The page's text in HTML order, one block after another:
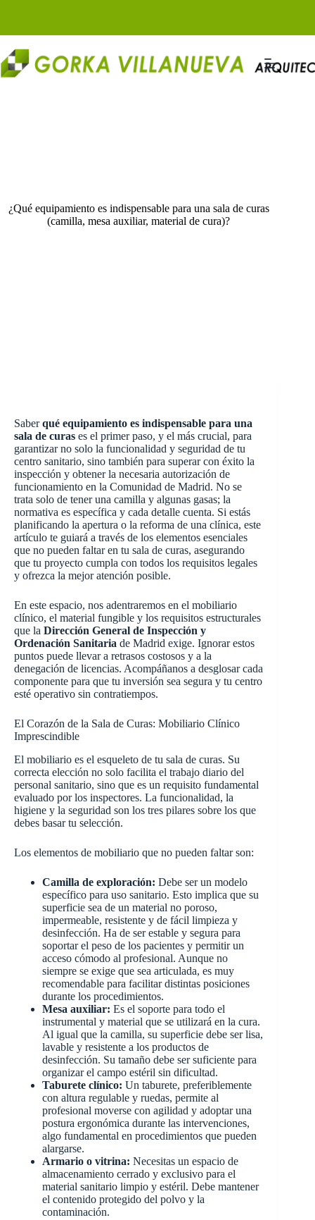
¿Qué equipamiento es indispensable para una sala de curas
(camilla, mesa auxiliar, material de cura)?
Saberqué equipamiento es indispensable para una
sala de curas es el primer paso, y el más crucial, para
garantizar no solo la funcionalidad y seguridad de tu
centro sanitario, sino también para superar con éxito la
inspección y obtener la necesaria autorización de
funcionamiento en la Comunidad de Madrid. No se
trata solo de tener una camilla y algunas gasas; la
normativa es específica y cada detalle cuenta. Si estás
planificando la apertura o la reforma de una clínica, este
artículo te guiará a través de los elementos esenciales
que no pueden faltar en tu sala de curas, asegurando
que tu proyecto cumpla con todos los requisitos legales
y ofrezca la mejor atención posible.
En este espacio, nos adentraremos en el mobiliario
clínico, el material fungible y los requisitos estructurales
que la Dirección General de Inspección y
Ordenación Sanitaria de Madrid exige. Ignorar estos
puntos puede llevar a retrasos costosos y a la
denegación de licencias. Acompáñanos a desglosar cada
componente para que tu inversión sea segura y tu centro
esté operativo sin contratiempos.
El Corazón de la Sala de Curas: Mobiliario Clínico
Imprescindible
El mobiliario es el esqueleto de tu sala de curas. Su
correcta elección no solo facilita el trabajo diario del
personal sanitario, sino que es un requisito fundamental
evaluado por los inspectores. La funcionalidad, la
higiene y la seguridad son los tres pilares sobre los que
debes basar tu selección.
Los elementos de mobiliario que no pueden faltar son:
Camilla de exploración: Debe ser un modelo
específico para uso sanitario. Esto implica que su
superficie sea de un material no poroso,
impermeable, resistente y de fácil limpieza y
desinfección. Ha de ser estable y segura para
soportar el peso de los pacientes y permitir un
acceso cómodo al profesional. Aunque no
siempre se exige que sea articulada, es muy
recomendable para facilitar distintas posiciones
durante los procedimientos.
Mesa auxiliar: Es el soporte para todo el
instrumental y material que se utilizará en la cura.
Al igual que la camilla, su superficie debe ser lisa,
lavable y resistente a los productos de
desinfección. Su tamaño debe ser suficiente para
organizar el campo estéril sin dificultad.
Taburete clínico: Un taburete, preferiblemente
con altura regulable y ruedas, permite al
profesional moverse con agilidad y adoptar una
postura ergonómica durante las intervenciones,
algo fundamental en procedimientos que pueden
alargarse.
Armario o vitrina: Necesitas un espacio de
almacenamiento cerrado y exclusivo para el
material sanitario limpio y estéril. Debe mantener
el contenido protegido del polvo y la
contaminación.